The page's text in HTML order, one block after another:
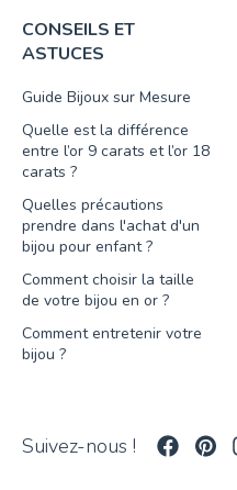
CONSEILS ET
ASTUCES
Guide Bijoux sur Mesure
Quelle est la différence
entre l’or 9 carats et l’or 18
carats ?
Quelles précautions
prendre dans l'achat d'un
bijou pour enfant ?
Comment choisir la taille
de votre bijou en or ?
Comment entretenir votre
bijou ?
Suivez-nous !